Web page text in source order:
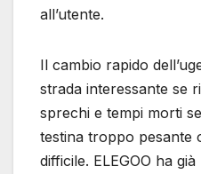
all’utente.
Il cambio rapido
strada interessante se
sprechi e tempi morti
testina troppo pesante
difficile. ELEGOO ha